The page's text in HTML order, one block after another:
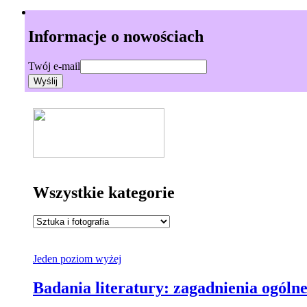
Informacje o nowościach
Twój e-mail
Wszystkie kategorie
Jeden poziom wyżej
Badania literatury: zagadnienia ogólne